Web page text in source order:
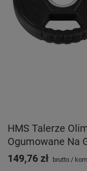
HMS Talerze
Ogumowane Na
149,76 zł brutto /